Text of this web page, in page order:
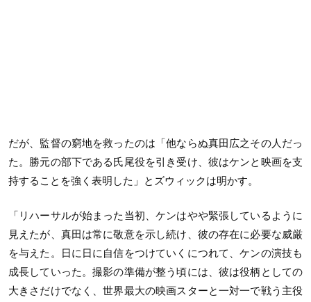
だが、監督の窮地を救ったのは「他ならぬ真田広之その人だっ
た。勝元の部下である氏尾役を引き受け、彼はケンと映画を支
持することを強く表明した」とズウィックは明かす。
「リハーサルが始まった当初、ケンはやや緊張しているように
見えたが、真田は常に敬意を示し続け、彼の存在に必要な威厳
を与えた。日に日に自信をつけていくにつれて、ケンの演技も
成長していった。撮影の準備が整う頃には、彼は役柄としての
大きさだけでなく、世界最大の映画スターと一対一で戦う主役